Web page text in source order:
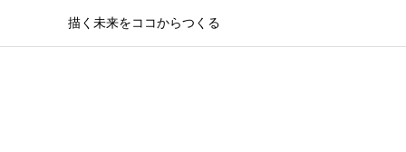
描く未来をココからつくる